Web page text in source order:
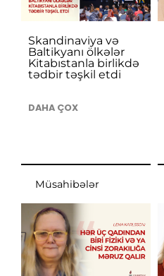
Skandinaviya və
Baltikyanı ölkələr
Kitabıstanla birlikdə
tədbir təşkil etdi
DAHA ÇOX
Müsahibələr